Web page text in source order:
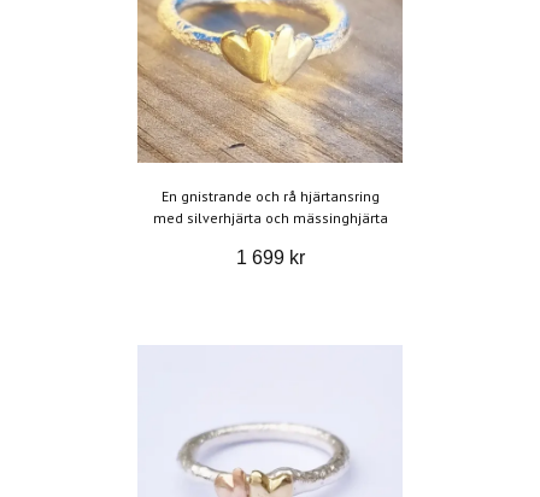
En gnistrande och rå hjärtansring
med silverhjärta och mässinghjärta
1 699 kr